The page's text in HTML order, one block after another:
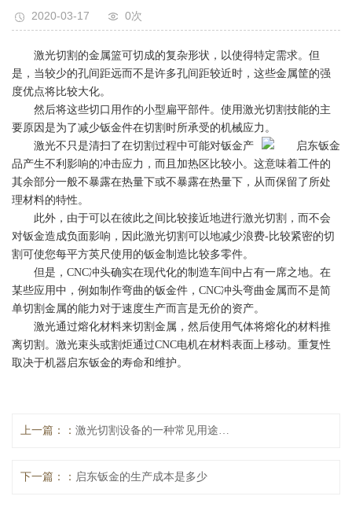
2020-03-17 0次
激光切割的金属篮可切成的复杂形状，以使得特定需求。但
是，当较少的孔间距远而不是许多孔间距较近时，这些金属筐的强
度优点将比较大化。
然后将这些切口用作的小型扁平部件。使用激光切割技能的主
要原因是为了减少钣金件在切割时所承受的机械应力。
激光不只是清扫了在切割过程中可能对钣金产
品产生不利影响的冲击应力，而且加热区比较小。这意味着工件的
其余部分一般不暴露在热量下或不暴露在热量下，从而保留了所处
理材料的特性。
此外，由于可以在彼此之间比较接近地进行激光切割，而不会
对钣金造成负面影响，因此激光切割可以地减少浪费-比较紧密的切
割可使您每平方英尺使用的钣金制造比较多零件。
但是，CNC冲头确实在现代化的制造车间中占有一席之地。在
某些应用中，例如制作弯曲的钣金件，CNC冲头弯曲金属而不是简
单切割金属的能力对于速度生产而言是无价的资产。
激光通过熔化材料来切割金属，然后使用气体将熔化的材料推
离切割。激光束头或割炬通过CNC电机在材料表面上移动。重复性
取决于机器启东钣金的寿命和维护。
上一篇： 激光切割设备的一种常见用途是什么？
下一篇： 启东钣金的生产成本是多少